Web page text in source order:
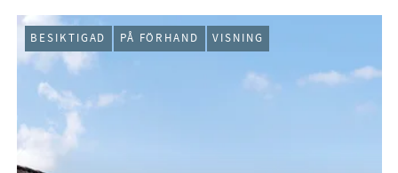
BESIKTIGAD PÅ FÖRHAND VISNING